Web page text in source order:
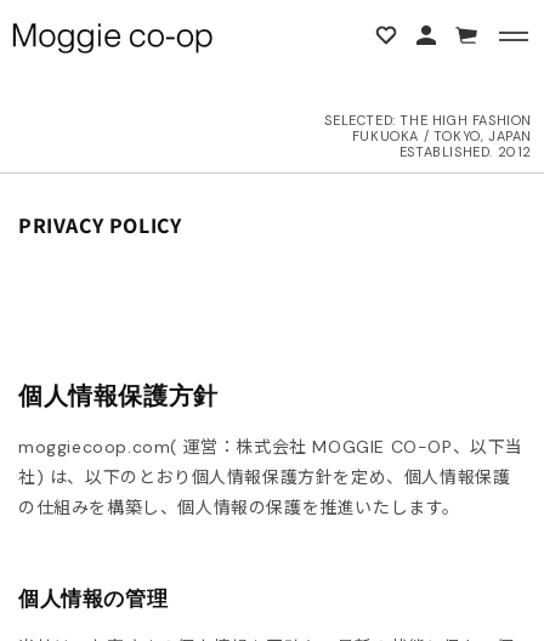
コンテンツに進む カ
SELECTED: THE HIGH FASHION
FUKUOKA / TOKYO, JAPAN
ESTABLISHED. 2012
ITEMS
Studios
A
PRIVACY POLICY
個人情報保護方針
moggiecoop.com( 運営：株式会社 MOGGIE CO-OP、以下当
社) は、以下のとおり個人情報保護方針を定め、個人情報保護
の仕組みを構築し、個人情報の保護を推進いたします。
個人情報の管理